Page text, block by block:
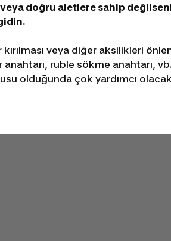
doğru aletlere sahip
veya diğer aksilikleri
ruble sökme anahtarı,
olduğunda çok yardımcı